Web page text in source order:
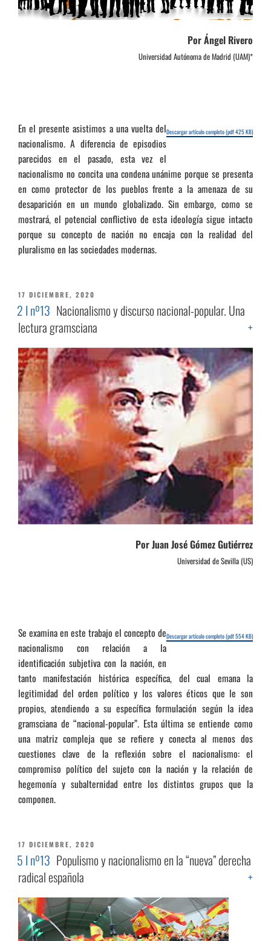
Por Ángel Rivero
Universidad Autónoma de Madrid (UAM)*
Descargar artículo completo (pdf 425 KB)
En el presente asistimos a una vuelta del
nacionalismo. A diferencia de episodios
parecidos en el pasado, esta vez el
nacionalismo no concita una condena unánime porque se presenta
en como protector de los pueblos frente a la amenaza de su
desaparición en un mundo globalizado. Sin embargo, como se
mostrará, el potencial conflictivo de esta ideología sigue intacto
porque su concepto de nación no encaja con la realidad del
pluralismo en las sociedades modernas.
PUBLICADO
EL
17 DICIEMBRE, 2020
2 I nº13 Nacionalismo y discurso nacional-popular. Una
lectura gramsciana
+
Por Juan José Gómez Gutiérrez
Universidad de Sevilla (US)
Descargar artículo completo (pdf 554 KB)
Se examina en este trabajo el concepto de
nacionalismo con relación a la
identificación subjetiva con la nación, en
tanto manifestación histórica específica, del cual emana la
legitimidad del orden político y los valores éticos que le son
propios, atendiendo a su específica formulación según la idea
gramsciana de “nacional-popular”. Esta última se entiende como
una matriz compleja que se refiere y conecta al menos dos
cuestiones clave de la reflexión sobre el nacionalismo: el
compromiso político del sujeto con la nación y la relación de
hegemonía y subalternidad entre los distintos grupos que la
componen.
PUBLICADO
EL
17 DICIEMBRE, 2020
5 I nº13 Populismo y nacionalismo en la “nueva” derecha
radical española
+